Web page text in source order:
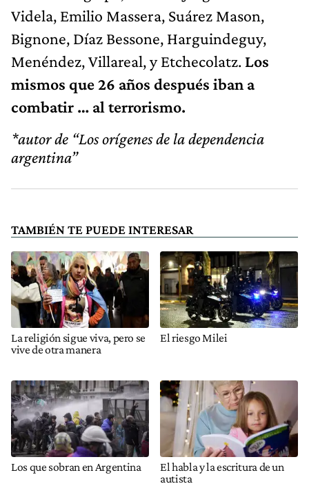
Videla, Emilio Massera, Suárez Mason,
Bignone, Díaz Bessone, Harguindeguy,
Menéndez, Villareal, y Etchecolatz. Los
mismos que 26 años después iban a
combatir … al terrorismo.
*autor de “Los orígenes de la dependencia
argentina”
TAMBIÉN TE PUEDE INTERESAR
La religión sigue viva, pero se
vive de otra manera
El riesgo Milei
Los que sobran en Argentina
El habla y la escritura de un
autista